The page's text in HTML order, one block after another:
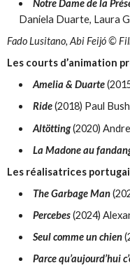
Notre Dame de la
Daniela Duarte, Laura
Fado Lusitano, Abi Feijó ©
Les courts d’animation
Amelia & Duarte
Ride(2018) Paul Bush
Altötting(2020)
La Madone au
Les réalisatrices
The Garbage Man
Percebes(2024)
Seul comme un chien
Parce qu’aujourd’hui